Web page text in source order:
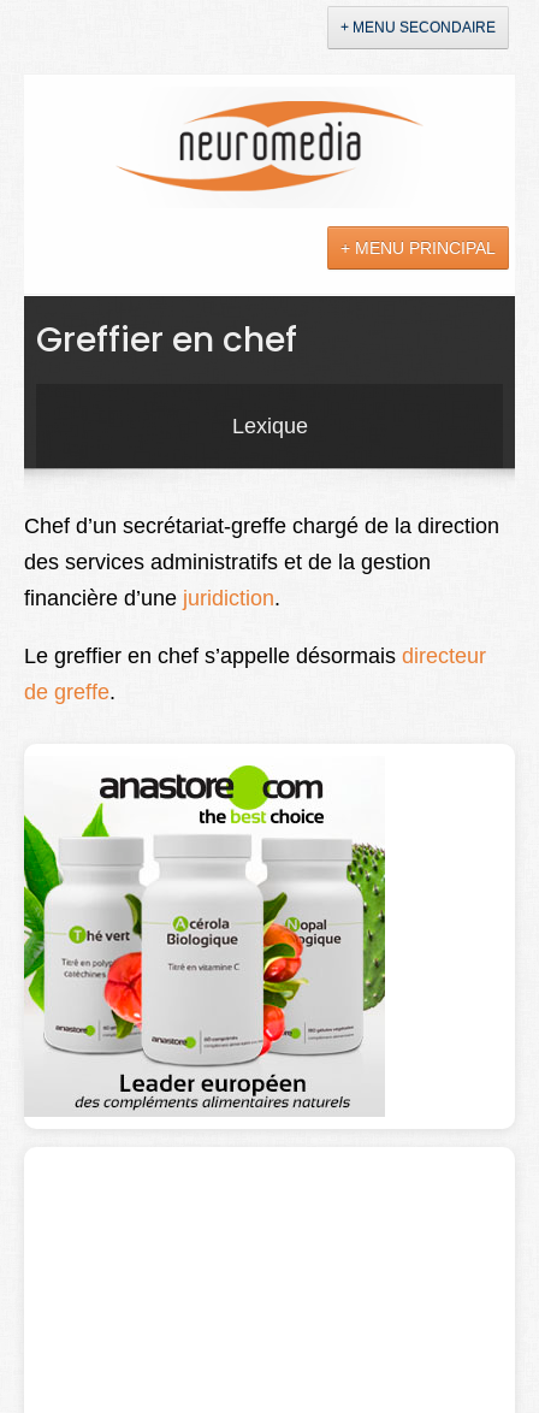
+ MENU SECONDAIRE
+ MENU PRINCIPAL
Actualités
Soins
Droit
Lexique
Better Health
Greffier en chef
Lexique
Chef d’un secrétariat-greffe chargé de la direction
des services administratifs et de la gestion
financière d’une juridiction.
Le greffier en chef s’appelle désormais directeur
de greffe.